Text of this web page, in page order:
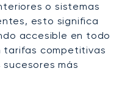
o sistemas
esto significa
accesible en todo
tarifas competitivas
más